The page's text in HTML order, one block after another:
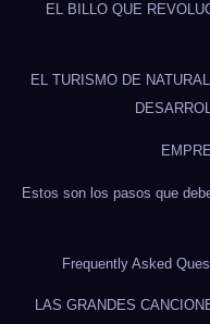
EL BILLO QUE
EL TURISMO DE
Estos son los pasos que
Frequently Asked
LAS GRANDES